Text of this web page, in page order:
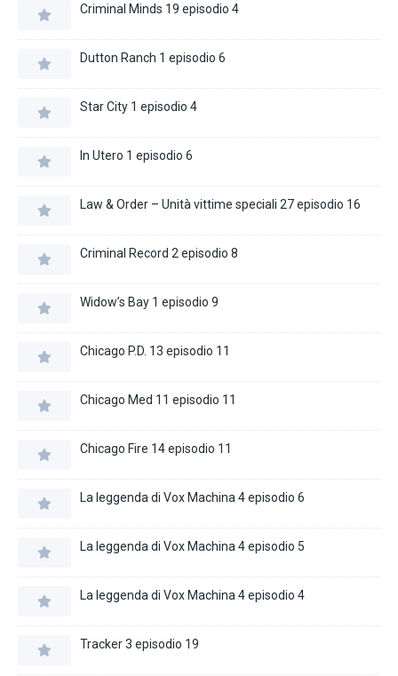
Criminal Minds 19 episodio 4
Dutton Ranch 1 episodio 6
Star City 1 episodio 4
In Utero 1 episodio 6
Law & Order – Unità vittime speciali 27 episodio 16
Criminal Record 2 episodio 8
Widow’s Bay 1 episodio 9
Chicago P.D. 13 episodio 11
Chicago Med 11 episodio 11
Chicago Fire 14 episodio 11
La leggenda di Vox Machina 4 episodio 6
La leggenda di Vox Machina 4 episodio 5
La leggenda di Vox Machina 4 episodio 4
Tracker 3 episodio 19